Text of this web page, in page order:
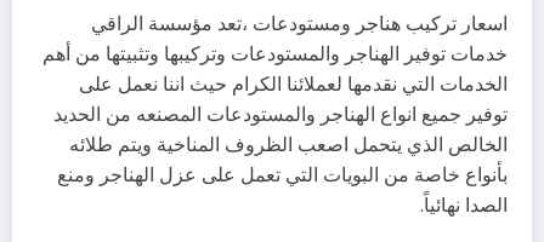
اسعار تركيب هناجر ومستودعات ،تعد مؤسسة الراقي
خدمات توفير الهناجر والمستودعات وتركيبها وتثبيتها من أهم
الخدمات التي نقدمها لعملائنا الكرام حيث اننا نعمل على
توفير جميع انواع الهناجر والمستودعات المصنعه من الحديد
الخالص الذي يتحمل اصعب الظروف المناخية ويتم طلائه
بأنواع خاصة من البويات التي تعمل على عزل الهناجر ومنع
الصدا نهائياً.